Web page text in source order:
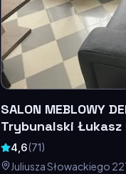
SALON MEBLOWY
Trybunalski Łukasz
4,6(71)
Juliusza Słowackiego